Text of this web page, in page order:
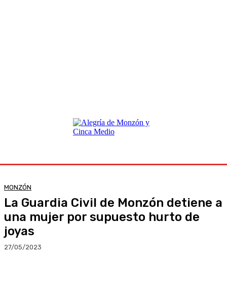
MONZÓN
La Guardia Civil de Monzón detiene a
una mujer por supuesto hurto de
joyas
27/05/2023